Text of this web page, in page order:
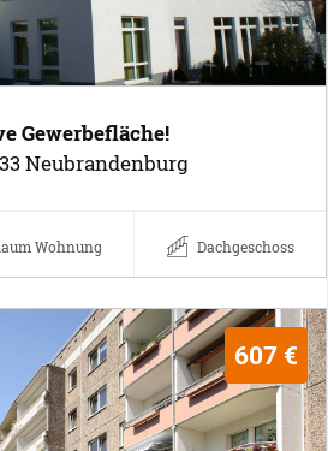
Gewerbefläche!
Neubrandenburg
Wohnung Dachgeschoss
607 €